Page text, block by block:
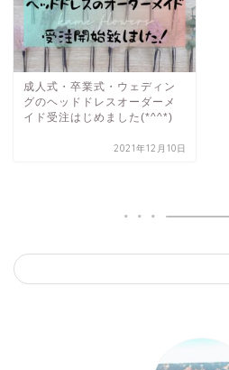
成人式・卒業式・ウェディン
グのヘッドドレスオーダーメ
イド受注はじめました(*^^*)
2021年12月10日